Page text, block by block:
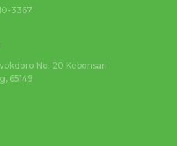
3367
No. 20 Kebonsari
65149